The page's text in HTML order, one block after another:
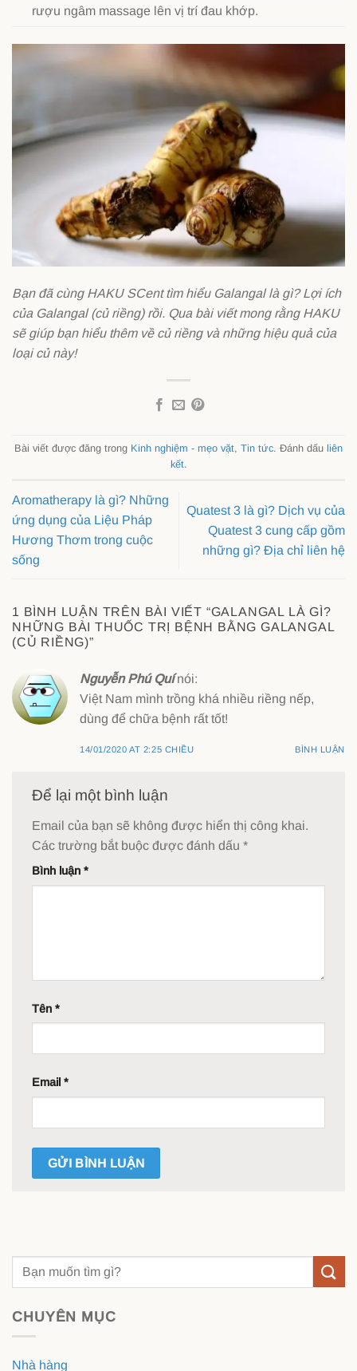
rượu ngâm massage lên vị trí đau khớp.
Bạn đã cùng HAKU SCent tìm hiểu Galangal là gì? Lợi ích
của Galangal (củ riềng) rồi. Qua bài viết mong rằng HAKU
sẽ giúp bạn hiểu thêm về củ riềng và những hiệu quả của
loại củ này!
Bài viết được đăng trong Kinh nghiệm - mẹo vặt, Tin tức. Đánh dấu liên
kết.
Aromatherapy là gì? Những
ứng dụng của Liệu Pháp
Hương Thơm trong cuộc
sống
Quatest 3 là gì? Dịch vụ của
Quatest 3 cung cấp gồm
những gì? Địa chỉ liên hệ
1 BÌNH LUẬN TRÊN BÀI VIẾT “GALANGAL LÀ GÌ?
NHỮNG BÀI THUỐC TRỊ BỆNH BẰNG GALANGAL
(CỦ RIỀNG)”
Nguyễn Phú Quí nói:
Việt Nam mình trồng khá nhiều riềng nếp,
dùng để chữa bệnh rất tốt!
14/01/2020 AT 2:25 CHIỀU BÌNH LUẬN
Để lại một bình luận
Email của bạn sẽ không được hiển thị công khai.
Các trường bắt buộc được đánh dấu *
Bình luận *
Tên *
Email *
CHUYÊN MỤC
Nhà hàng